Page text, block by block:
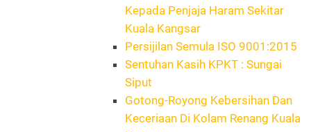
Kepada Penjaja Haram Sekitar
Kuala Kangsar
Persijilan Semula ISO 9001:2015
Sentuhan Kasih KPKT : Sungai
Siput
Gotong-Royong Kebersihan Dan
Keceriaan Di Kolam Renang Kuala